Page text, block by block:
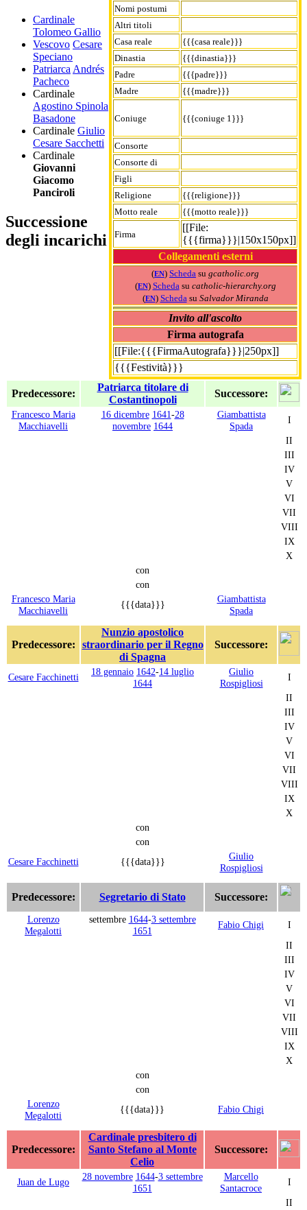
Nomi postumi
Altri titoli
Casa reale
{{{casa reale}}}
Dinastia
{{{dinastia}}}
Padre
{{{padre}}}
Madre
{{{madre}}}
Coniuge {{{coniuge 1}}}
Consorte
Consorte di
Figli
Religione
{{{religione}}}
Motto reale
{{{motto reale}}}
Firma
[[File:
{{{firma}}}|150x150px]]
Collegamenti esterni
(EN) Scheda su gcatholic.org
(EN) Scheda su catholic-hierarchy.org
(EN) Scheda su Salvador Miranda
Invito all'ascolto
Firma autografa
[[File:{{{FirmaAutografa}}}|250px]]
{{{Festività}}}
Cardinale
Tolomeo Gallio
Vescovo Cesare
Speciano
PatriarcaAndrés
Pacheco
Cardinale
Agostino Spinola
Basadone
Cardinale Giulio
Cesare Sacchetti
Cardinale
Giovanni
Giacomo
Panciroli
Successione
degli incarichi
Predecessore:
Patriarca titolare di
Costantinopoli
Successore:
Francesco Maria
Macchiavelli
16 dicembre 1641-28
novembre 1644
Giambattista
Spada
I
II
III
IV
V
VI
VII
VIII
IX
X
con
con
Francesco Maria
Macchiavelli
{{{data}}}
Giambattista
Spada
Predecessore:
Nunzio apostolico
straordinario per il Regno
di Spagna
Successore:
Cesare Facchinetti 18 gennaio 1642-14 luglio
1644
Giulio
Rospigliosi
I
II
III
IV
V
VI
VII
VIII
IX
X
con
con
Cesare Facchinetti
{{{data}}}
Giulio
Rospigliosi
Predecessore: Segretario di Stato Successore:
Lorenzo
Megalotti
settembre 1644-3 settembre
1651
Fabio Chigi
I
II
III
IV
V
VI
VII
VIII
IX
X
con
con
Lorenzo
Megalotti
{{{data}}} Fabio Chigi
Predecessore:
Cardinale presbitero di
Santo Stefano al Monte
Celio
Successore:
Juan de Lugo 28 novembre 1644-3 settembre
1651
Marcello
Santacroce
I
II